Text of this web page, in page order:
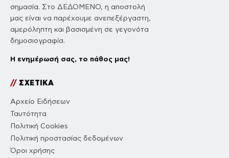
σημασία. Στο ΔΕΔΟΜΕΝΟ, η αποστολή
μας είναι να παρέχουμε ανεπεξέργαστη,
αμερόληπτη και βασισμένη σε γεγονότα
δημοσιογραφία.
Η ενημέρωσή σας, το πάθος μας!
//ΣΧΕΤΙΚΑ
Αρχείο Ειδήσεων
Ταυτότητα
Πολιτική Cookies
Πολιτική προστασίας δεδομένων
Όροι χρήσης